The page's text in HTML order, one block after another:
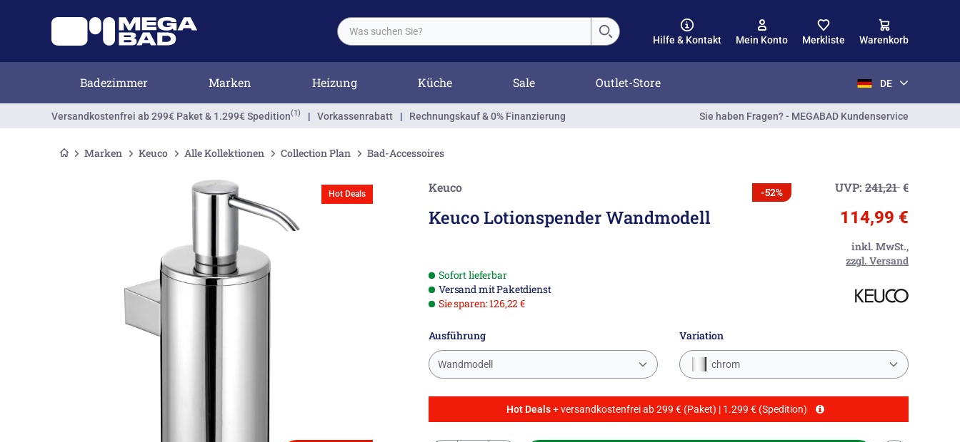
Hilfe & Kontakt Mein Konto Merkliste Warenkorb
Badezimmer Marken Heizung Küche Sale Outlet-Store DE
Versandkostenfrei ab 299€ Paket & 1.299€ Spedition(1) | Vorkassenrabatt | Rechnungskauf & 0% Finanzierung Sie haben Fragen? - MEGABAD Kundenservice
Marken Keuco Alle Kollektionen Collection Plan Bad-Accessoires
Hot Deals Keuco
Keuco Lotionspender Wandmodell
-52% UVP: 241,21€
114,99 €
inkl. MwSt.,
zzgl. Versand
Sofort lieferbar
Versand mit Paketdienst
Sie sparen: 126,22 €
Ausführung
Wandmodell
Variation
chrom
Hot Deals+ versandkostenfrei ab 299 € (Paket) | 1.299 € (Spedition)